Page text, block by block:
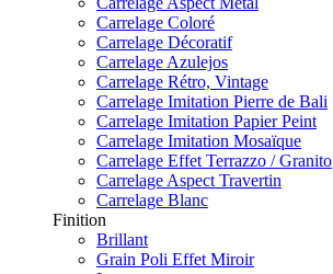
Carrelage Coloré
Carrelage Décoratif
Carrelage Azulejos
Carrelage Rétro, Vintage
Carrelage Imitation Pierre de Bali
Carrelage Imitation Papier Peint
Carrelage Imitation Mosaïque
Carrelage Effet Terrazzo / Granito
Carrelage Aspect Travertin
Carrelage Blanc
Finition
Brillant
Grain Poli Effet Miroir